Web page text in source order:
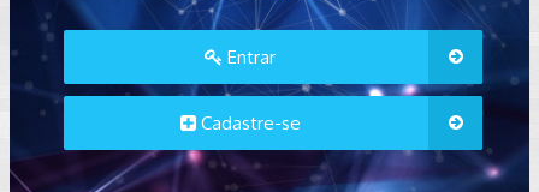
Entrar
Cadastre-se